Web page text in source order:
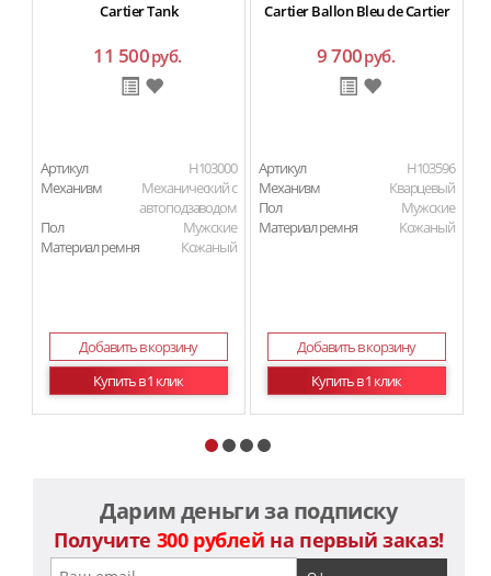
Cartier Tank
11 500руб.
Артикул
H103000
Механизм
Механический с
автоподзаводом
Пол
Мужские
Материал ремня
Кожаный
Добавить в корзину
Купить в 1 клик
Cartier Ballon Bleu de Cartier
9 700руб.
Артикул
H103596
Механизм
Кварцевый
Пол
Мужские
Материал ремня
Кожаный
Добавить в корзину
Купить в 1 клик
Дарим деньги за подписку
Получите 300 рублей на первый заказ!